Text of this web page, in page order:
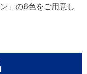
」の6色をご用意し